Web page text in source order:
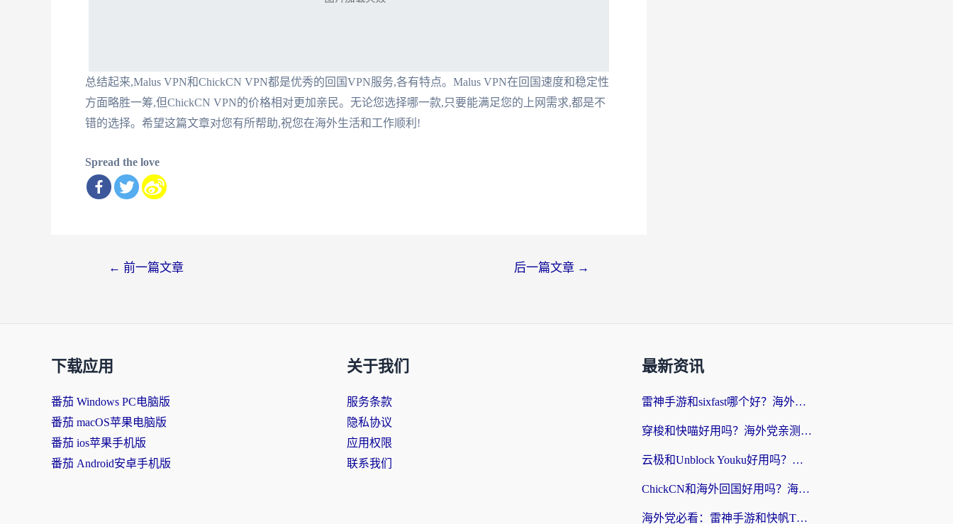
总结起来,Malus VPN和ChickCN VPN都是优秀的回国VPN服务,各有特点。Malus VPN在回国速度和稳定性
方面略胜一筹,但ChickCN VPN的价格相对更加亲民。无论您选择哪一款,只要能满足您的上网需求,都是不
错的选择。希望这篇文章对您有所帮助,祝您在海外生活和工作顺利!
Spread the love
← 前一篇文章 后一篇文章 →
下载应用
番茄 Windows PC电脑版
番茄 macOS苹果电脑版
番茄 ios苹果手机版
番茄 Android安卓手机版
关于我们
服务条款
隐私协议
应用权限
联系我们
最新资讯
雷神手游和sixfast哪个好？海外党亲测3款回国加速器，教你选对不踩坑
穿梭和快喵好用吗？海外党亲测：小众加速器对比+番茄加速器深度体验
云极和Unblock Youku好用吗？海外党亲测+2026回国加速器避坑指南
ChickCN和海外回国好用吗？海外党2026亲测：从手游到影音，选对加速器的3个关键
海外党必看：雷神手游和快帆TV版好用吗？3步选对回国加速器不踩坑